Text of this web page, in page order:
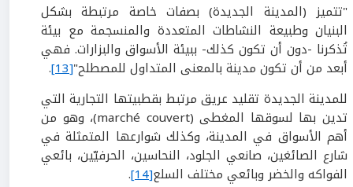
"تتميز (المدينة الجديدة) بصفات خاصة مرتبطة بشكل
البنيان وطبيعة النشاطات المتعددة والمنسجمة مع بيئة
تُذكرنا -دون أن تكون كذلك- ببيئة الأسواق والبزارات. فهي
أبعد من أن تكون مدينة بالمعنى المتداول للمصطلح"[13]
.
للمدينة الجديدة تقليد عريق مرتبط بقطبيتها التجارية التي
تدين بها لسوقها المغطى (marché couvert)، وهو من
أهم الأسواق في المدينة، وكذلك شوارعها المتمثلة في
شارع الصائغين، صانعي الجلود، النحاسين، الحرفيّين، بائعي
الفواكه والخضر وبائعي مختلف السلع[14]
.